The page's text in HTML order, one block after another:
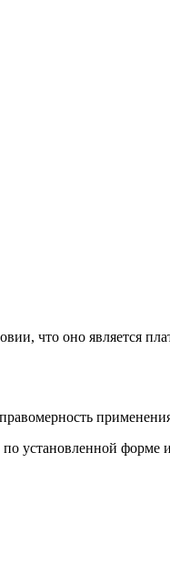
что оно является
установленной форме